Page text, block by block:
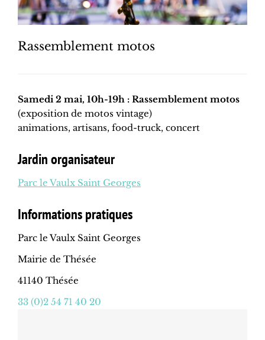
Rassemblement motos
Samedi 2 mai, 10h-19h : Rassemblement motos
(exposition de motos vintage)
animations, artisans, food-truck, concert
Jardin organisateur
Parc le Vaulx Saint Georges
Informations pratiques
Parc le Vaulx Saint Georges
Mairie de Thésée
41140 Thésée
33 (0)2 54 71 40 20